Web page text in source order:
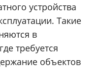
устройства
Такие
в
требуется
объектов